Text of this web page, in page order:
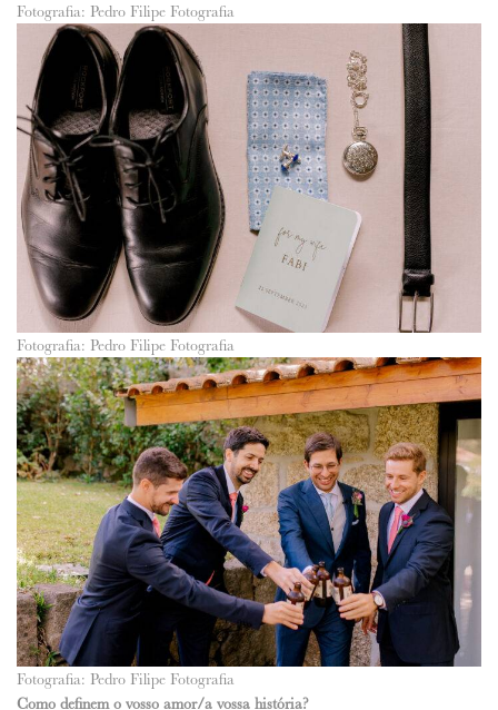
Fotografia: Pedro Filipe Fotografia
Fotografia: Pedro Filipe Fotografia
Fotografia: Pedro Filipe Fotografia
Como definem o vosso amor/a vossa história?